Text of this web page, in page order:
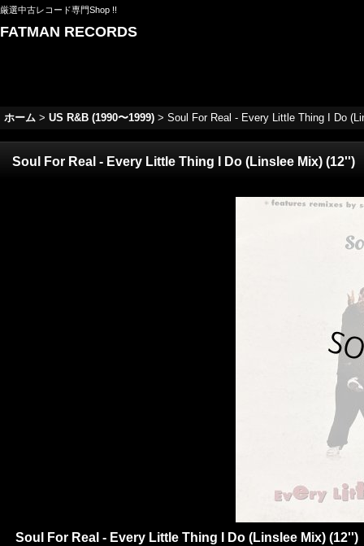
厳選中古レコード専門Shop !!
FATMAN RECORDS
ホーム > US R&B (1990〜1999) > Soul For Real - Every Little Thing I Do
Soul For Real - Every Little Thing I Do (Linslee Mix) (12'')
Soul For Real - Every Little Thing I Do (Linslee Mix) (12'')